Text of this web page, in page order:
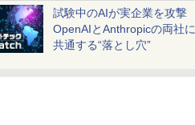
が2027年度戦略を説明
試験中のAIが実企業を攻撃
OpenAIとAnthropicの両社に
共通する“落とし穴”